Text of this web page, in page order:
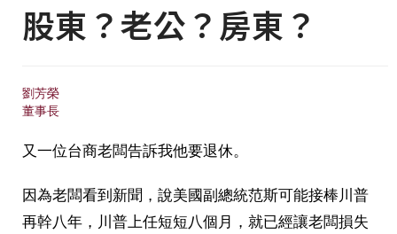
股東？老公？房東？
劉芳榮
董事長
又一位台商老闆告訴我他要退休。
因為老闆看到新聞，說美國副總統范斯可能接棒川普
再幹八年，川普上任短短八個月，就已經讓老闆損失